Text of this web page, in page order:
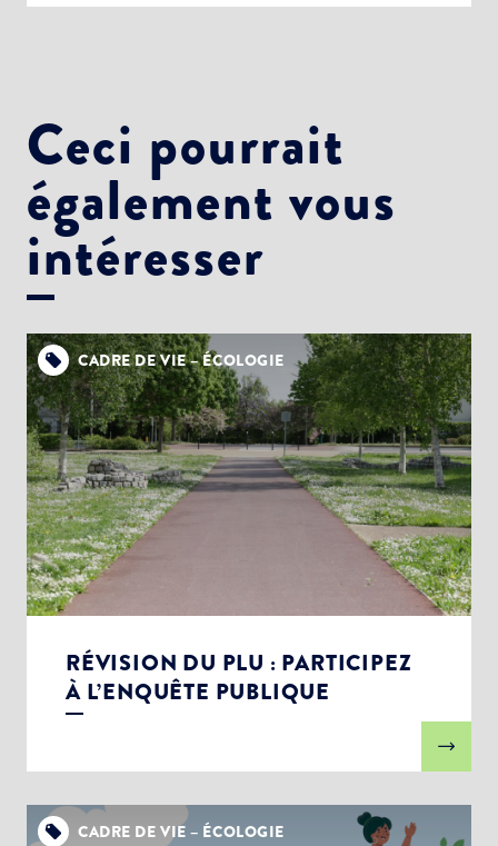
Ceci pourrait
également vous
intéresser
CADRE DE VIE – ÉCOLOGIE
RÉVISION DU PLU : PARTICIPEZ
À L’ENQUÊTE PUBLIQUE
CADRE DE VIE – ÉCOLOGIE